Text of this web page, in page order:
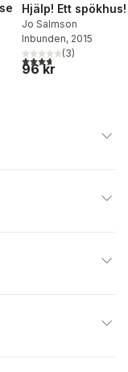
antal röster:
Hjälp! Ett spökhus!
Jo Salmson
Inbunden, 2015
3,7utav 5 stjärnor.
(3)
96 kr